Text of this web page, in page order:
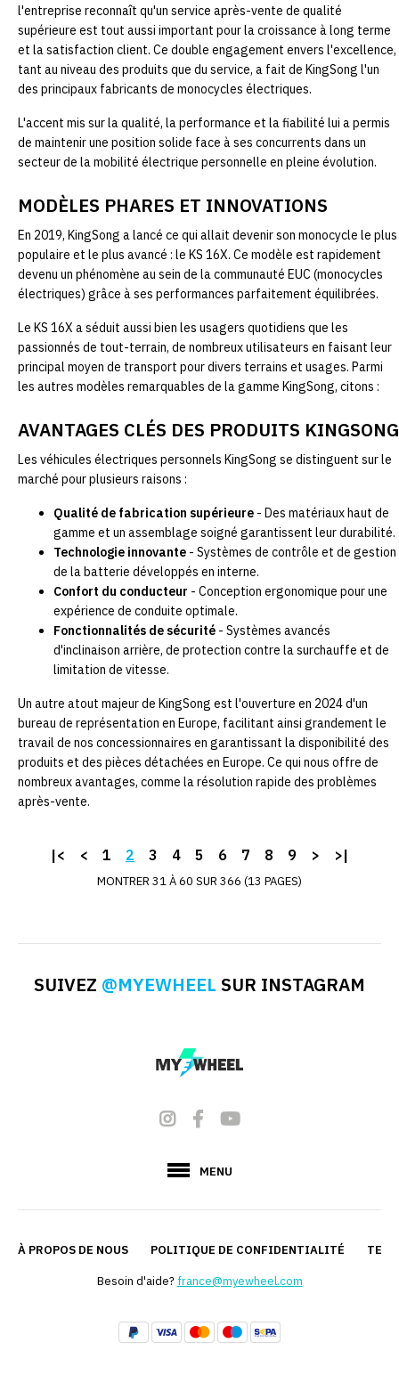
l'entreprise reconnaît qu'un service après-vente de qualité
supérieure est tout aussi important pour la croissance à long terme
et la satisfaction client. Ce double engagement envers l'excellence,
tant au niveau des produits que du service, a fait de KingSong l'un
des principaux fabricants de monocycles électriques.
L'accent mis sur la qualité, la performance et la fiabilité lui a permis
de maintenir une position solide face à ses concurrents dans un
secteur de la mobilité électrique personnelle en pleine évolution.
MODÈLES PHARES ET INNOVATIONS
En 2019, KingSong a lancé ce qui allait devenir son monocycle le plus
populaire et le plus avancé : le KS 16X. Ce modèle est rapidement
devenu un phénomène au sein de la communauté EUC (monocycles
électriques) grâce à ses performances parfaitement équilibrées.
Le KS 16X a séduit aussi bien les usagers quotidiens que les
passionnés de tout-terrain, de nombreux utilisateurs en faisant leur
principal moyen de transport pour divers terrains et usages. Parmi
les autres modèles remarquables de la gamme KingSong, citons :
AVANTAGES CLÉS DES PRODUITS KINGSONG
Les véhicules électriques personnels KingSong se distinguent sur le
marché pour plusieurs raisons :
Qualité de fabrication supérieure - Des matériaux haut de
gamme et un assemblage soigné garantissent leur durabilité.
Technologie innovante - Systèmes de contrôle et de gestion
de la batterie développés en interne.
Confort du conducteur - Conception ergonomique pour une
expérience de conduite optimale.
Fonctionnalités de sécurité - Systèmes avancés
d'inclinaison arrière, de protection contre la surchauffe et de
limitation de vitesse.
Un autre atout majeur de KingSong est l'ouverture en 2024 d'un
bureau de représentation en Europe, facilitant ainsi grandement le
travail de nos concessionnaires en garantissant la disponibilité des
produits et des pièces détachées en Europe. Ce qui nous offre de
nombreux avantages, comme la résolution rapide des problèmes
après-vente.
KINGSONG
Chargeur
avec:
AJOUTER
KINGSONG
Coffret de
KingSong S22
Pro (sans
|< < 1 2 3 4 5 6 7 8 9 > >|
MONTRER 31 À 60 SUR 366 (13 PAGES)
SUIVEZ @MYEWHEEL SUR INSTAGRAM
MENU
À PROPOS DE NOUS POLITIQUE DE CONFIDENTIALITÉ
Besoin d'aide?france@myewheel.com